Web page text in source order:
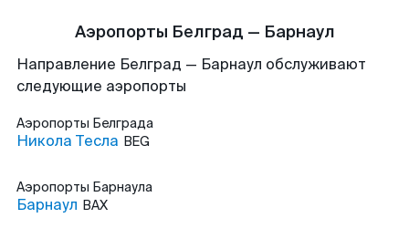
Аэропорты Белград — Барнаул
Направление Белград — Барнаул обслуживают
следующие аэропорты
Аэропорты Белграда
Никола Тесла BEG
Аэропорты Барнаула
Барнаул BAX